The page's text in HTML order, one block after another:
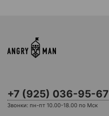
+7 (925) 036-95-67
Звонки: пн-пт 10.00-18.00 по Мск